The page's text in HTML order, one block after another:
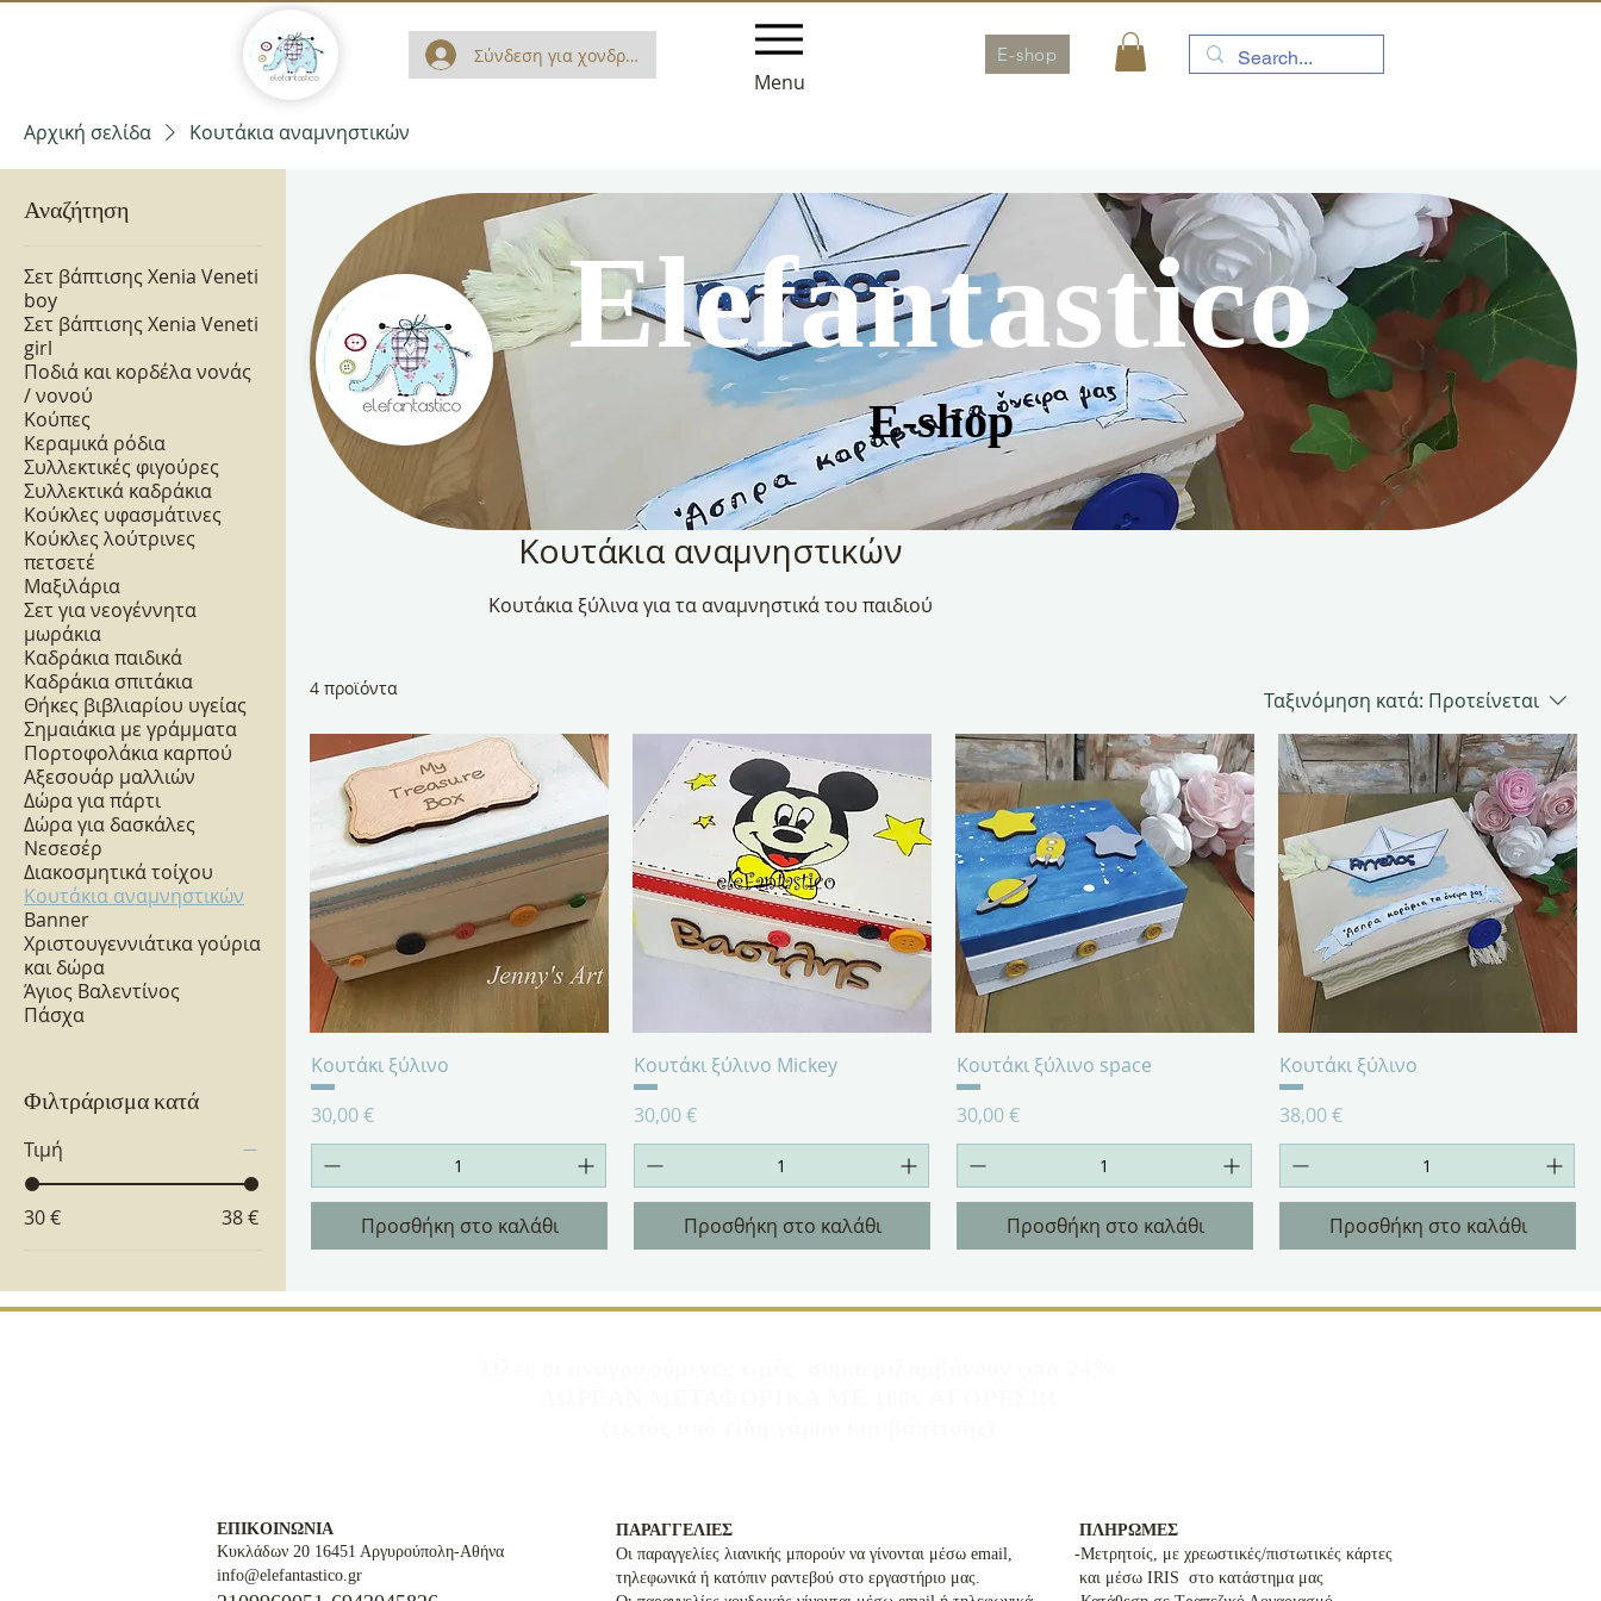
Σύνδεση για χονδρική E-shop
Menu
Αρχική σελίδα
Κουτάκια αναμνηστικών
Αναζήτηση
Σετ βάπτισης Xenia Veneti
boy
Σετ βάπτισης Xenia Veneti
girl
Ποδιά και κορδέλα νονάς
/ νονού
Κούπες
Κεραμικά ρόδια
Συλλεκτικές φιγούρες
Συλλεκτικά καδράκια
Κούκλες υφασμάτινες
Κούκλες λούτρινες
πετσετέ
Μαξιλάρια
Σετ για νεογέννητα
μωράκια
Καδράκια παιδικά
Καδράκια σπιτάκια
Θήκες βιβλιαρίου υγείας
Σημαιάκια με γράμματα
Πορτοφολάκια καρπού
Αξεσουάρ μαλλιών
Δώρα για πάρτι
Δώρα για δασκάλες
Νεσεσέρ
Διακοσμητικά τοίχου
Κουτάκια αναμνηστικών
Banner
Χριστουγεννιάτικα γούρια
και δώρα
Άγιος Βαλεντίνος
Πάσχα
Φιλτράρισμα κατά
Τιμή
30 € 38 €
Κουτάκια αναμνηστικών
Κουτάκια ξύλινα για τα αναμνηστικά του παιδιού
4 προϊόντα Ταξινόμηση κατά: Προτείνεται
Γρήγορη προβολή
Κουτάκι ξύλινο
Τιμή
30,00 €
Προσθήκη στο καλάθι
Γρήγορη προβολή
Κουτάκι ξύλινο Mickey
Τιμή
30,00 €
Προσθήκη στο καλάθι
Γρήγορη προβολή
Κουτάκι ξύλινο space
Τιμή
30,00 €
Προσθήκη στο καλάθι
Γρήγορη προβολή
Κουτάκι ξύλινο
Τιμή
38,00 €
Προσθήκη στο καλάθι
Elefantastico
E-shop
ΕΠΙΚΟΙΝΩΝΙΑ
Κυκλάδων 20 16451 Αργυρούπολη-Αθήνα
info@elefantastico.gr
ΠΑΡΑΓΓΕΛΙΕΣ
Οι παραγγελίες λιανικής μπορούν να γίνονται μέσω email,
τηλεφωνικά ή κατόπιν ραντεβού στο εργαστήριο μας.
ΠΛΗΡΩΜΕΣ
-Μετρητοίς, με χρεωστικές/πιστωτικές κάρτες
και μέσω IRIS στο κατάστημα μας